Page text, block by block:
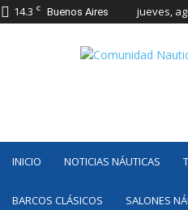
14.3 C Buenos Aires jueves,
INICIO NOTICIAS NÁUTICAS
BARCOS CLÁSICOS SALONES